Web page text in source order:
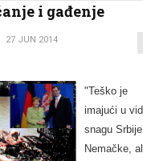
i gađenje
27 JUN 2014
"Teško je
imajući u
snagu
Nemačke,